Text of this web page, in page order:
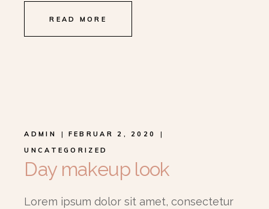
READ MORE
ADMIN
FEBRUAR 2, 2020
UNCATEGORIZED
Day makeup look
Lorem ipsum dolor sit amet, consectetur